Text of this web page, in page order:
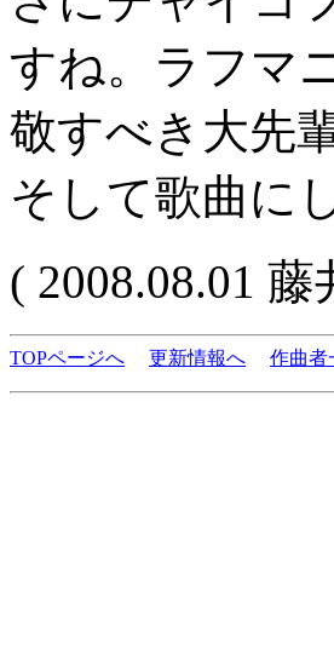
すね。ラフマ
敬すべき大先
そして歌曲に
( 2008.08.01 藤
TOPページへ 更新情報へ 作曲者